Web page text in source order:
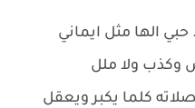
الها مثل ايماني
وكذب ولا ملل
كلما يكبر ويعقل